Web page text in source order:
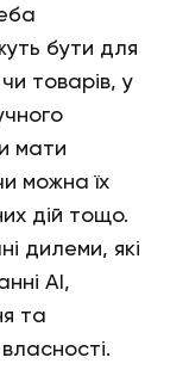
бути для
чи товарів, у
мати
можна їх
дій тощо.
дилеми, які
АІ,
та